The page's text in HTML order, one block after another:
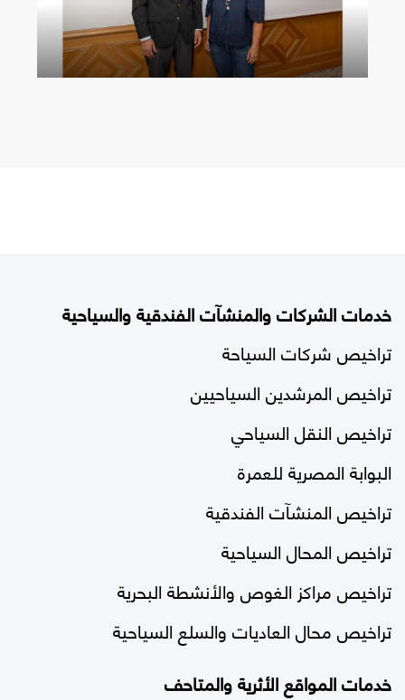
خدمات الشركات والمنشآت الفندقية والسياحية
تراخيص شركات السياحة
تراخيص المرشدين السياحيين
تراخيص النقل السياحي
البوابة المصرية للعمرة
تراخيص المنشآت الفندقية
تراخيص المحال السياحية
تراخيص مراكز الغوص والأنشطة البحرية
تراخيص محال العاديات والسلع السياحية
خدمات المواقع الأثرية والمتاحف